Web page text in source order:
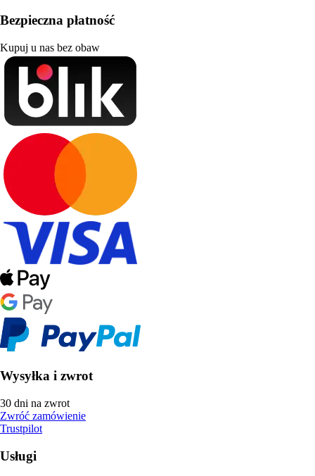
Bezpieczna płatność
Kupuj u nas bez obaw
Wysyłka i zwrot
30 dni na zwrot
Zwróć zamówienie
Trustpilot
Usługi